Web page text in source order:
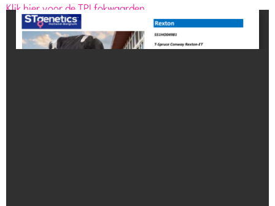
Klik hier voor de TPI fokwaarden